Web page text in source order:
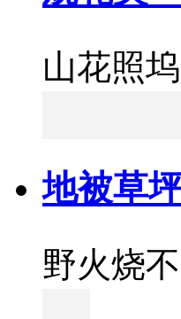
山花照
地被草
野火烧